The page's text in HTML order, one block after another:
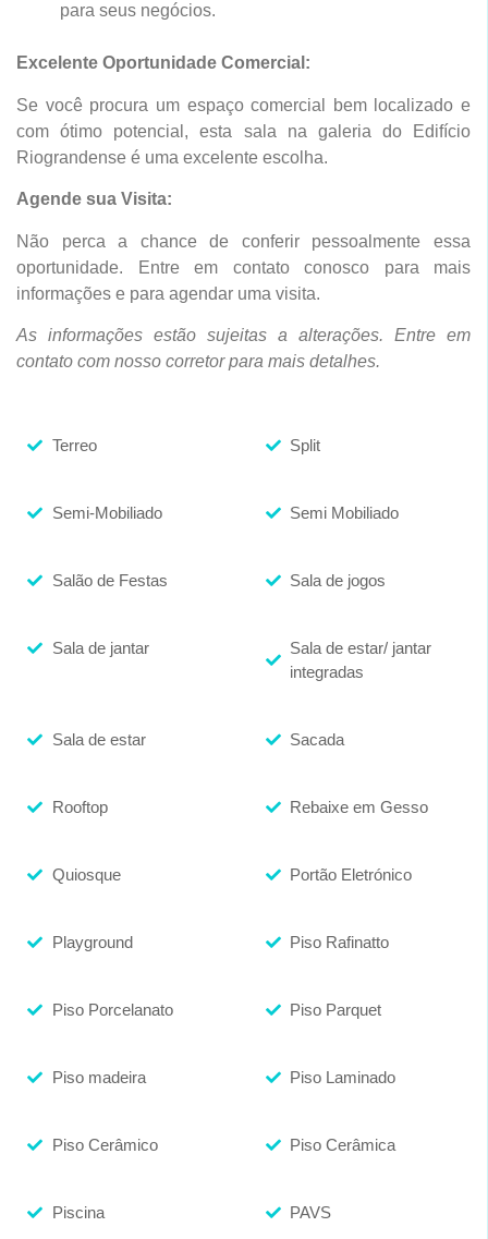
para seus negócios.
Excelente Oportunidade Comercial:
Se você procura um espaço comercial bem localizado e
com ótimo potencial, esta sala na galeria do Edifício
Riograndense é uma excelente escolha.
Agende sua Visita:
Não perca a chance de conferir pessoalmente essa
oportunidade. Entre em contato conosco para mais
informações e para agendar uma visita.
As informações estão sujeitas a alterações. Entre em
contato com nosso corretor para mais detalhes.
Terreo Split
Semi-Mobiliado Semi Mobiliado
Salão de Festas Sala de jogos
Sala de jantar
Sala de estar/ jantar
integradas
Sala de estar Sacada
Rooftop Rebaixe em Gesso
Quiosque Portão Eletrónico
Playground Piso Rafinatto
Piso Porcelanato Piso Parquet
Piso madeira Piso Laminado
Piso Cerâmico Piso Cerâmica
Piscina PAVS